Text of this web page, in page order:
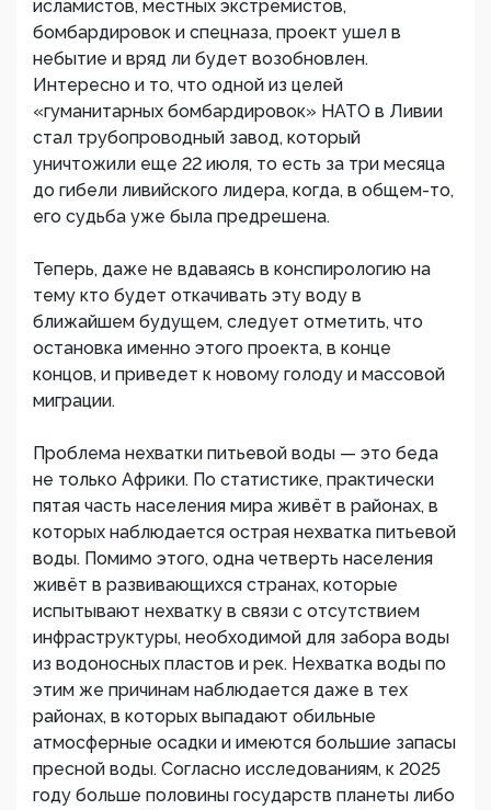
исламистов, местных экстремистов,
бомбардировок и спецназа, проект ушел в
небытие и вряд ли будет возобновлен.
Интересно и то, что одной из целей
«гуманитарных бомбардировок» НАТО в Ливии
стал трубопроводный завод, который
уничтожили еще 22 июля, то есть за три месяца
до гибели ливийского лидера, когда, в общем-то,
его судьба уже была предрешена.
Теперь, даже не вдаваясь в конспирологию на
тему кто будет откачивать эту воду в
ближайшем будущем, следует отметить, что
остановка именно этого проекта, в конце
концов, и приведет к новому голоду и массовой
миграции.
Проблема нехватки питьевой воды — это беда
не только Африки. По статистике, практически
пятая часть населения мира живёт в районах, в
которых наблюдается острая нехватка питьевой
воды. Помимо этого, одна четверть населения
живёт в развивающихся странах, которые
испытывают нехватку в связи с отсутствием
инфраструктуры, необходимой для забора воды
из водоносных пластов и рек. Нехватка воды по
этим же причинам наблюдается даже в тех
районах, в которых выпадают обильные
атмосферные осадки и имеются большие запасы
пресной воды. Согласно исследованиям, к 2025
году больше половины государств планеты либо